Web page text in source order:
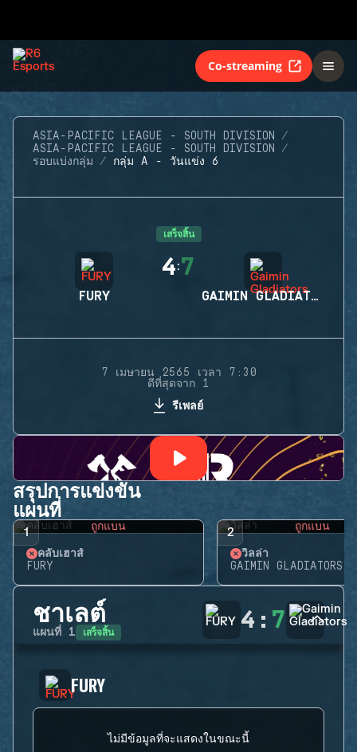
Co-streaming
ASIA-PACIFIC LEAGUE - SOUTH DIVISION
ASIA-PACIFIC LEAGUE - SOUTH DIVISION
รอบแบ่งกลุ่ม
กลุ่ม A - วันแข่ง 6
เสร็จสิ้น
FURY
4:7
GAIMIN GLADIATORS
7 เมษายน 2565 เวลา 7:30
ดีที่สุดจาก 1
รีเพลย์
สรุปการแข่งขัน
แผนที่
1 ถูกแบน
คลับเฮาส์
FURY
2 ถูกแบน
วิลล่า
GAIMIN GLADIATORS
ชาเลต์
แผนที่ 1 เสร็จสิ้น 4 : 7
FURY
ไม่มีข้อมูลที่จะแสดงในขณะนี้